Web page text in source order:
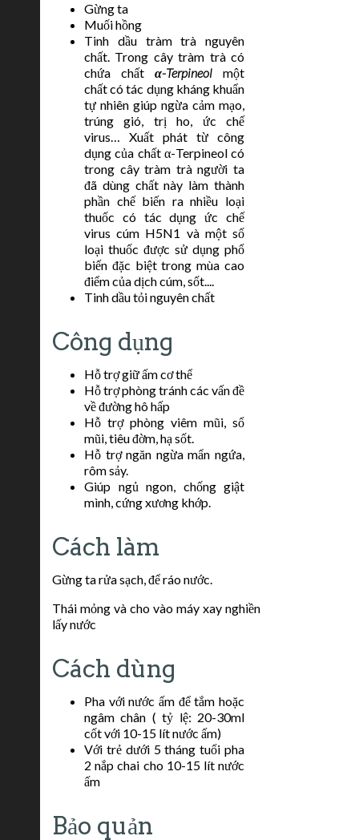
Gừng ta
Muối hồng
Tinh dầu tràm trà nguyên
chất. Trong cây tràm trà có
chứa chất α-Terpineol một
chất có tác dụng kháng khuẩn
tự nhiên giúp ngừa cảm mạo,
trúng gió, trị ho, ức chế
virus… Xuất phát từ công
dụng của chất α-Terpineol có
trong cây tràm trà người ta
đã dùng chất này làm thành
phần chế biến ra nhiều loại
thuốc có tác dụng ức chế
virus cúm H5N1 và một số
loại thuốc được sử dụng phổ
biến đặc biệt trong mùa cao
điểm của dịch cúm, sốt....
Tinh dầu tỏi nguyên chất
Công dụng
Hỗ trợ giữ ấm cơ thể
Hỗ trợ phòng tránh các vấn đề
về đường hô hấp
Hỗ trợ phòng viêm mũi, sổ
mũi, tiêu đờm, hạ sốt.
Hỗ trợ ngăn ngừa mẩn ngứa,
rôm sảy.
Giúp ngủ ngon, chống giật
mình, cứng xương khớp.
Cách làm
Gừng ta rửa sạch, để ráo nước.
Thái mỏng và cho vào máy xay nghiền
lấy nước
Cách dùng
Pha với nước ấm để tắm hoặc
ngâm chân ( tỷ lệ: 20-30ml
cốt với 10-15 lít nước ấm)
Với trẻ dưới 5 tháng tuổi pha
2 nắp chai cho 10-15 lít nước
ấm
Bảo quản